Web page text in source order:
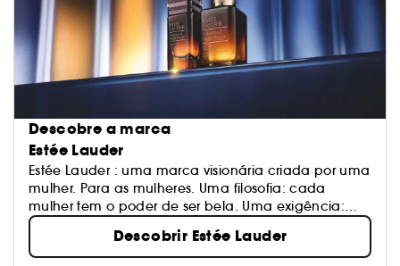
Descobre a marca
Estée Lauder
Estée Lauder : uma marca visionária criada por uma
mulher. Para as mulheres. Uma filosofia: cada
mulher tem o poder de ser bela. Uma exigência:
oferecer o melhor da investigação, da inovação e
do serviço. Uma assinatura: tecnologias de
cuidados avançadas, maquilhagem profissional,
Descobrir Estée Lauder